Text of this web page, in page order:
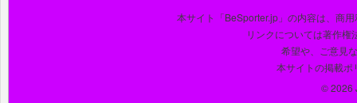
本サイト「BeSporter.jp」の内容は、商
リンクについては著作権
希望や、ご意見
本サイトの掲載ポ
© 2026